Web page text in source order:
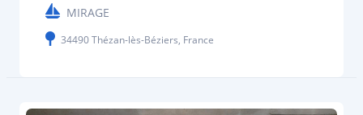
MIRAGE
34490 Thézan-lès-Béziers, France